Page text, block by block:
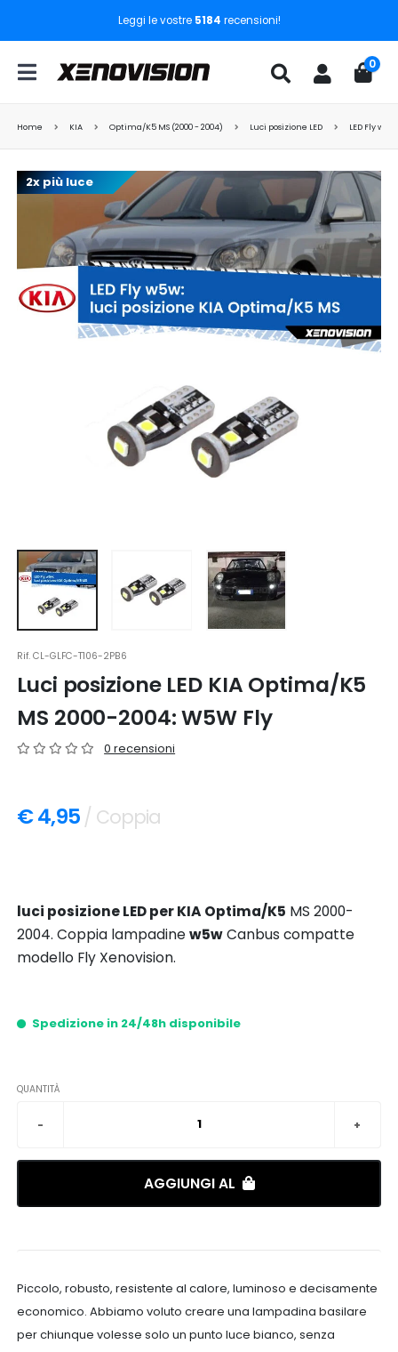
Leggi le vostre 5184 recensioni!
0
Home KIA Optima/K5 MS (2000 - 2004) Luci posizione LED LED Fly
2x più luce
Rif.CL-GLFC-T106-2PB6
Luci posizione LED KIA Optima/K5
MS 2000-2004: W5W Fly
0 recensioni
€ 4,95 / Coppia
luci posizione LED per KIA Optima/K5 MS 2000-
2004. Coppia lampadinew5wCanbus compatte
modello Fly Xenovision.
Spedizione in 24/48h disponibile
QUANTITÀ
AGGIUNGI AL
Piccolo, robusto, resistente al calore, luminoso e decisamente
economico. Abbiamo voluto creare una lampadina basilare
per chiunque volesse solo un punto luce bianco, senza